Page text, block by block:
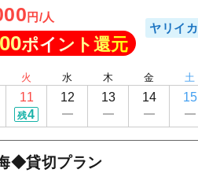
円/人
ポイント還元
ヤリイカ
火
11
残4
水
12
木
13
金
14
土
15
◆貸切プラン